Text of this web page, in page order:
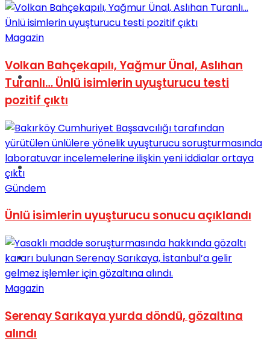
Müzik
Sinema
Tatil
View All Result
Magazin
Volkan Bahçekapılı, Yağmur Ünal, Aslıhan
Turanlı… Ünlü isimlerin uyuşturucu testi
pozitif çıktı
Gündem
Ünlü isimlerin uyuşturucu sonucu açıklandı
Magazin
Serenay Sarıkaya yurda döndü, gözaltına
alındı